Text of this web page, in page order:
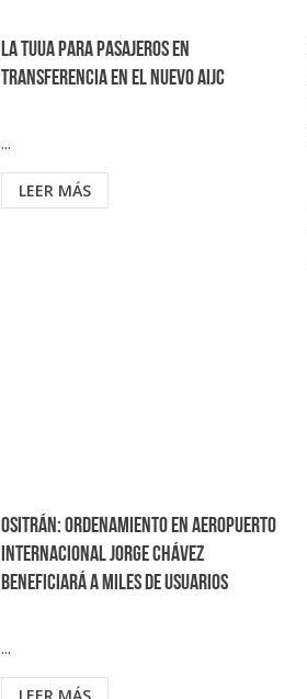
La TUUA para pasajeros en
transferencia en el nuevo AIJC
...
LEER MÁS
Ositrán: Ordenamiento en aeropuerto
internacional Jorge Chávez
beneficiará a miles de usuarios
...